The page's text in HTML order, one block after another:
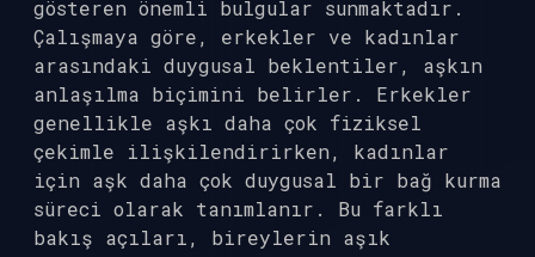
gösteren önemli bulgular sunmaktadır.
Çalışmaya göre, erkekler ve kadınlar
arasındaki duygusal beklentiler, aşkın
anlaşılma biçimini belirler. Erkekler
genellikle aşkı daha çok fiziksel
çekimle ilişkilendirirken, kadınlar
için aşk daha çok duygusal bir bağ kurma
süreci olarak tanımlanır. Bu farklı
bakış açıları, bireylerin aşık